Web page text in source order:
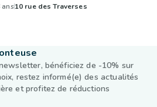
10 rue des Traverses
bénéficiez de -10% sur
restez informé(e) des actualités
et profitez de réductions